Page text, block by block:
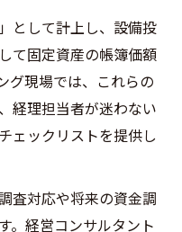
として計上し、設備投
て固定資産の帳簿価額
グ現場では、これらの
経理担当者が迷わない
ェックリストを提供し
査対応や将来の資金調
。経営コンサルタント